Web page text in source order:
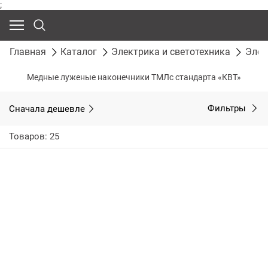
;
Главная Каталог Электрика и светотехника
Медные луженые наконечники ТМЛс стандарта «КВТ»
Сначала дешевле Фильтры
Товаров: 25